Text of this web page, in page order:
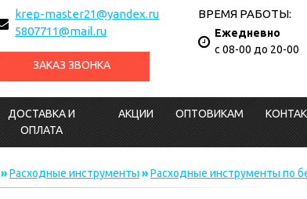
krep-master21@yandex.ru
5807711@mail.ru
ЗАКАЗ ЗВОНКА
ВРЕМЯ РАБОТЫ:
Ежедневно
с 08-00 до 20-00
ДОСТАВКА И
ОПЛАТА
АКЦИИ ОПТОВИКАМ
»Расходные инструменты »Расходные инструменты по